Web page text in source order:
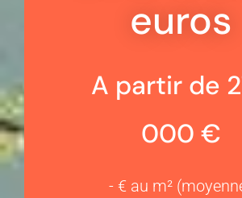
euros
A partir de
000 €
- € au m²